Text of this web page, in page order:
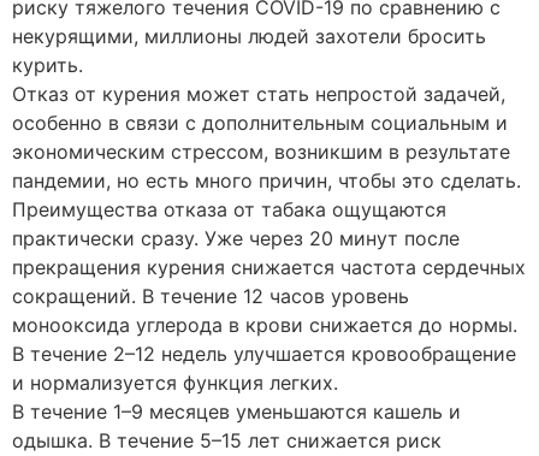
риску тяжелого течения COVID-19 по сравнению с
некурящими, миллионы людей захотели бросить
курить.
Отказ от курения может стать непростой задачей,
особенно в связи с дополнительным социальным и
экономическим стрессом, возникшим в результате
пандемии, но есть много причин, чтобы это сделать.
Преимущества отказа от табака ощущаются
практически сразу. Уже через 20 минут после
прекращения курения снижается частота сердечных
сокращений. В течение 12 часов уровень
монооксида углерода в крови снижается до нормы.
В течение 2–12 недель улучшается кровообращение
и нормализуется функция легких.
В течение 1–9 месяцев уменьшаются кашель и
одышка. В течение 5–15 лет снижается риск